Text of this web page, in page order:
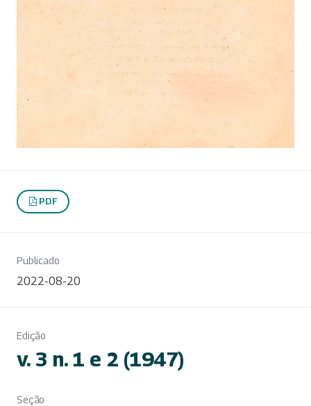
PDF
Publicado
2022-08-20
Edição
v. 3 n. 1 e 2 (1947)
Seção